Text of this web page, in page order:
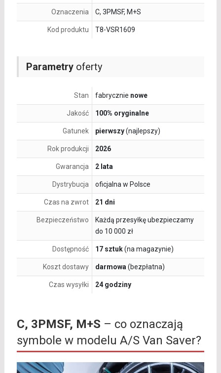
Parametryoferty
Stan fabrycznie nowe
Jakość 100% oryginalne
Gatunek pierwszy(najlepszy)
Rok produkcji 2026
Gwarancja 2 lata
Dystrybucja oficjalna w Polsce
Czas na zwrot 21 dni
Bezpieczeństwo
Każdą przesyłkę ubezpieczamy
do 10 000 zł
Dostępność 17 sztuk(na magazynie)
Koszt dostawy darmowa (bezpłatna)
Czas wysyłki 24 godziny
Oznaczenia C, 3PMSF, M+S
Kod produktu T8-VSR1609
C, 3PMSF, M+S – co oznaczają
symbole w modelu A/S Van Saver?